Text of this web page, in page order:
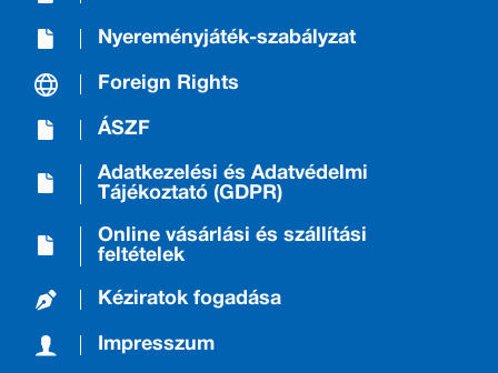
Nyereményjáték-szabályzat
Foreign Rights
ÁSZF
Adatkezelési és Adatvédelmi
Tájékoztató (GDPR)
Online vásárlási és szállítási
feltételek
Kéziratok fogadása
Impresszum